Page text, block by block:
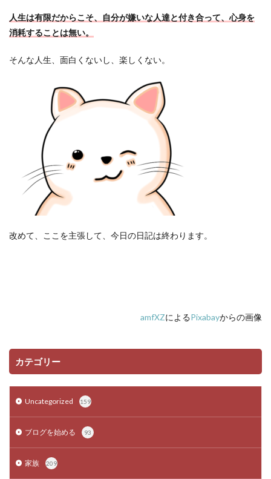
人生は有限だからこそ、自分が嫌いな人達と付き合って、心身を
消耗することは無い。
そんな人生、面白くないし、楽しくない。
改めて、ここを主張して、今日の日記は終わります。
amfXZによるPixabayからの画像
カテゴリー
Uncategorized 159
ブログを始める 93
家族 209